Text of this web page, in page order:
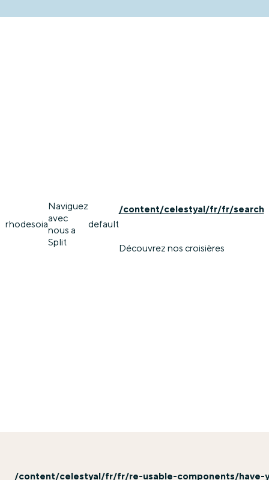
rhodesoia
Naviguez
avec
nous a
Split
default
/content/celestyal/fr/fr/search
Découvrez nos croisières
/content/celestyal/fr/fr/re-usable-components/have-